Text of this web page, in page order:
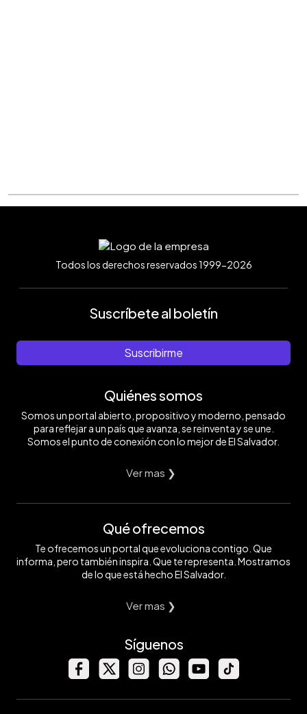
Todos los derechos reservados 1999-2026
Suscríbete al boletín
Suscribirme
Quiénes somos
Somos un portal abierto, propositivo y moderno, pensado
para reflejar a un país que avanza, se reinventa y se une.
Somos el punto de conexión con lo mejor de El Salvador.
Ver mas ❯
Qué ofrecemos
Te ofrecemos un portal que evoluciona contigo. Que
informa, pero también inspira. Que te representa. Mostramos
de lo que está hecho El Salvador.
Ver mas ❯
Síguenos